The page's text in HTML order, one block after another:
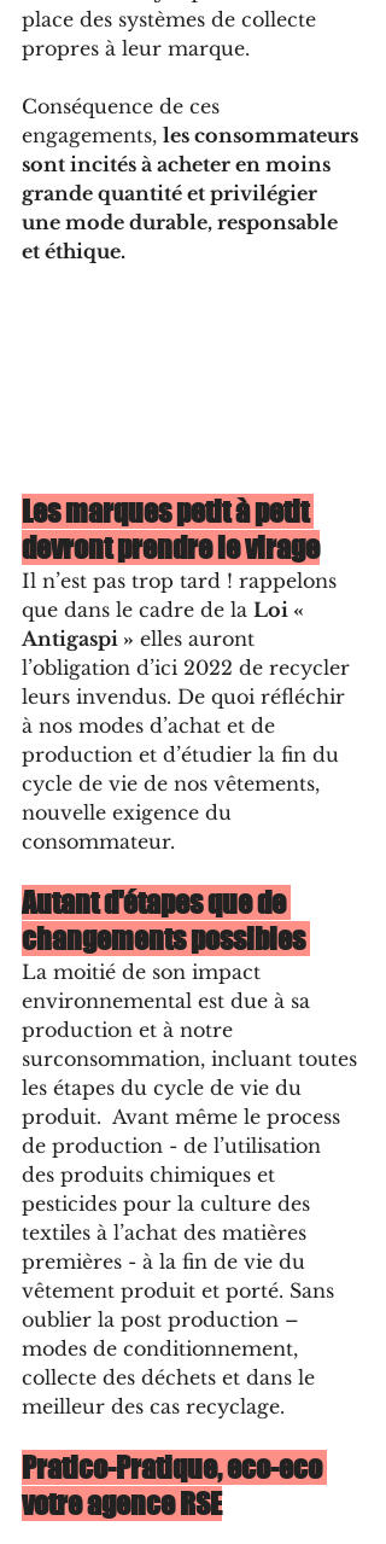
place des systèmes de collecte
propres à leur marque.
Conséquence de ces
engagements, les consommateurs
sont incités à acheter en moins
grande quantité et privilégier
une mode durable, responsable
et éthique.
Les marques petit à petit
devront prendre le virage
Il n’est pas trop tard ! rappelons
que dans le cadre de la Loi «
Antigaspi » elles auront
l’obligation d’ici 2022 de recycler
leurs invendus. De quoi réfléchir
à nos modes d’achat et de
production et d’étudier la fin du
cycle de vie de nos vêtements,
nouvelle exigence du
consommateur.
Autant d'étapes que de
changements possibles
La moitié de son impact
environnemental est due à sa
production et à notre
surconsommation, incluant toutes
les étapes du cycle de vie du
produit.  Avant même le process
de production - de l’utilisation
des produits chimiques et
pesticides pour la culture des
textiles à l’achat des matières
premières - à la fin de vie du
vêtement produit et porté. Sans
oublier la post production –
modes de conditionnement,
collecte des déchets et dans le
meilleur des cas recyclage.
Pratico-Pratique, eco-eco
votre agence RSE